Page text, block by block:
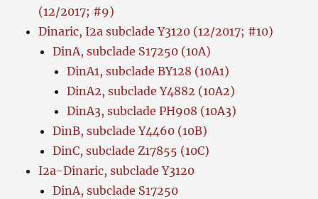
(12/2017; #9)
Dinaric, I2a subclade Y3120 (12/2017; #10)
DinA, subclade S17250 (10A)
DinA1, subclade BY128 (10A1)
DinA2, subclade Y4882 (10A2)
DinA3, subclade PH908 (10A3)
DinB, subclade Y4460 (10B)
DinC, subclade Z17855 (10C)
I2a-Dinaric, subclade Y3120
DinA, subclade S17250